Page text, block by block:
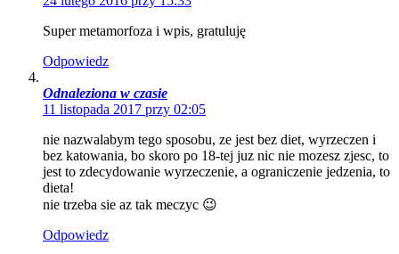
Super metamorfoza i wpis, gratuluję
Odpowiedz
Odnaleziona w czasie
11 listopada 2017 przy 02:05
nie nazwalabym tego sposobu, ze jest bez diet, wyrzeczen i
bez katowania, bo skoro po 18-tej juz nic nie mozesz zjesc, to
jest to zdecydowanie wyrzeczenie, a ograniczenie jedzenia, to
dieta!
nie trzeba sie az tak meczyc 😉
Odpowiedz